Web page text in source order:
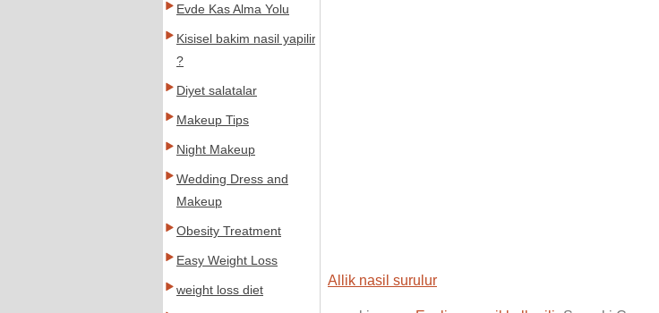
Allik nasil surulur
Evde Kas Alma Yolu
Kisisel bakim nasil yapilir
?
Diyet salatalar
Makeup Tips
Night Makeup
Wedding Dress and
Makeup
Obesity Treatment
Easy Weight Loss
weight loss diet